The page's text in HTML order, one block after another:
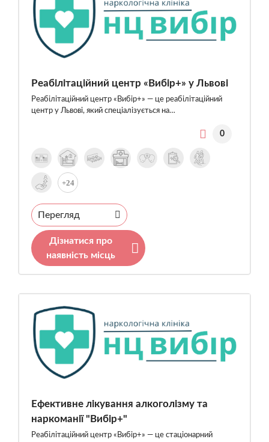
Реабілітаційний центр «Вибір+» у Львові
Реабілітаційний центр «Вибір+» — це реабілітаційний
центр у Львові, який спеціалізується на…
0
+24
Перегляд
Дізнатися про
наявність місць
Ефективне лікування алкоголізму та
наркоманії "Вибір+"
Реабілітаційний центр «Вибір+» — це стаціонарний